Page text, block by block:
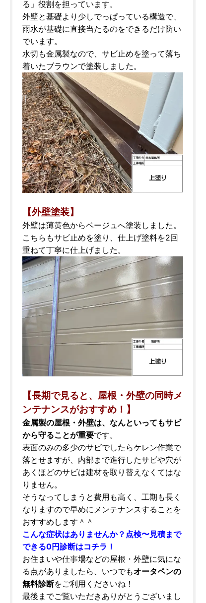
る」役割を担っています。
外壁と基礎より少しでっぱっている構造で、
雨水が基礎に直接当たるのをできるだけ防い
でいます。
水切も金属製なので、サビ止めを塗って落ち
着いたブラウンで塗装しました。
【外壁塗装】
外壁は薄黄色からベージュへ塗装しました。
こちらもサビ止めを塗り、仕上げ塗料を2回
重ねて丁寧に仕上げました。
【長期で見ると、屋根・外壁の同時メ
ンテナンスがおすすめ！】
金属製の屋根・外壁は、なんといってもサビ
から守ることが重要です。
表面のみの多少のサビでしたらケレン作業で
落とせますが、内部まで進行したサビや穴が
あくほどのサビは建材を取り替えなくてはな
りません。
そうなってしまうと費用も高く、工期も長く
なりますので早めにメンテナンスすることを
おすすめします＾＾
こんな症状はありませんか？点検〜見積まで
できる0円診断はコチラ！
お住まいや仕事場などの屋根・外壁に気にな
る点がありましたら、いつでもオータペンの
無料診断をご利用くださいね！
最後までご覧いただきありがとうございまし